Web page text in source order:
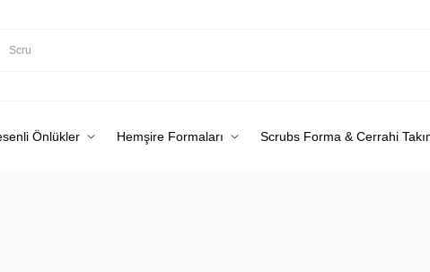
Önlükler Hemşire Formaları Scrubs Forma & Cerrahi